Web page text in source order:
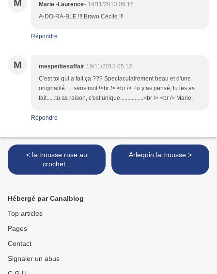
M Marie -Laurence- 19/11/2013 06:16
A-DO-RA-BLE !!! Bravo Cécile !!!
Répondre
M mespetitesaffair 19/11/2013 05:12
C'est toi qui a fait ça ??? Spectaculairement beau et d'une
originalité .....sans mot !<br /> <br /> Tu y as pensé, tu les as
fait......tu as raison, c'est unique................<br /> <br /> Marie.
Répondre
< la trousse rose au
crochet...
Arlequin la trousse >
Hébergé par Canalblog
Top articles
Pages
Contact
Signaler un abus